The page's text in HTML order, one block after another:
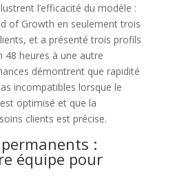
l’efficacité du modèle :
of Growth en seulement trois
et a présenté trois profils
48 heures à une autre
démontrent que rapidité
incompatibles lorsque le
optimisé et que la
clients est précise.
:
équipe pour